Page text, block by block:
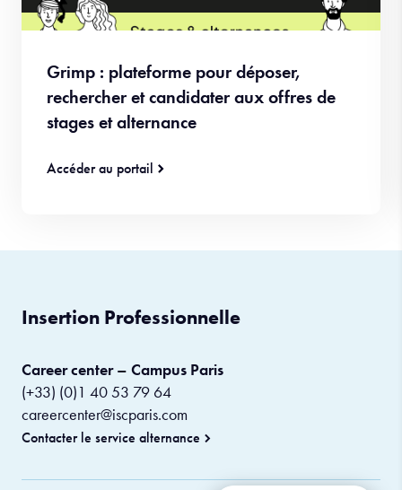
Grimp : plateforme pour déposer,
rechercher et candidater aux offres de
stages et alternance
Accéder au portail
Insertion Professionnelle
Career center – Campus Paris
(+33) (0)1 40 53 79 64
careercenter@iscparis.com
Contacter le service alternance